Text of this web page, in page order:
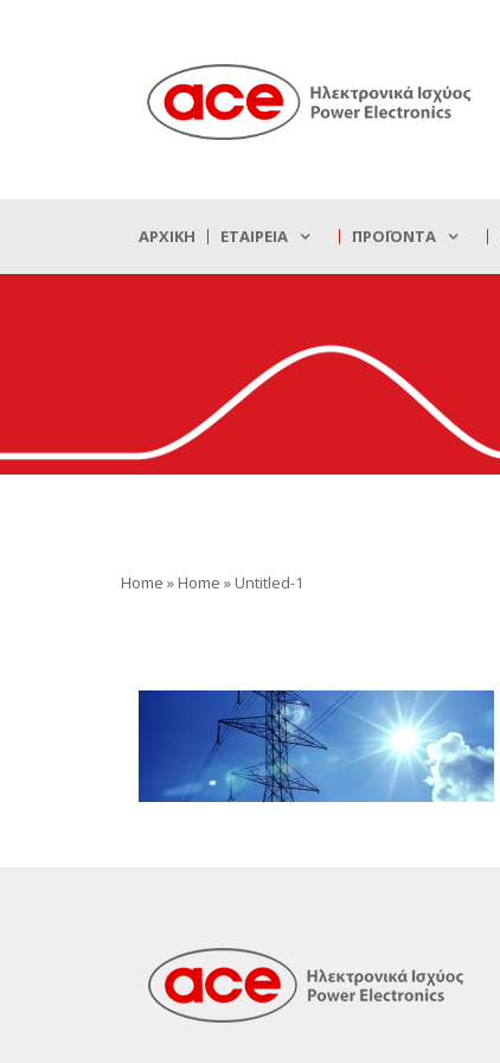
ΑΡΧΙΚΉ ΕΤΑΙΡΕΊΑ ΠΡΟΪΌΝΤΑ
Home » Home » Untitled-1